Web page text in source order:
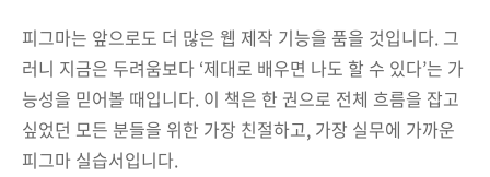
피그마는 앞으로도 더 많은 웹 제작 기능을 품을 것입니다. 그
러니 지금은 두려움보다 ‘제대로 배우면 나도 할 수 있다’는 가
능성을 믿어볼 때입니다. 이 책은 한 권으로 전체 흐름을 잡고
싶었던 모든 분들을 위한 가장 친절하고, 가장 실무에 가까운
피그마 실습서입니다.